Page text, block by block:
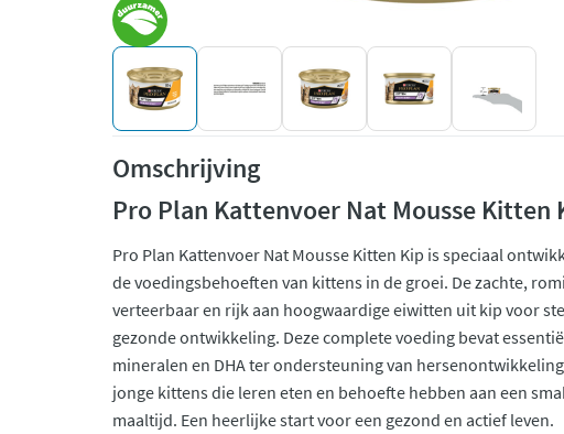
Omschrijving
Pro Plan Kattenvoer Nat Mousse Kitten
Pro Plan Kattenvoer Nat Mousse Kitten Kip is speciaal
de voedingsbehoeften van kittens in de groei. De zachte,
verteerbaar en rijk aan hoogwaardige eiwitten uit kip voor
gezonde ontwikkeling. Deze complete voeding bevat
mineralen en DHA ter ondersteuning van
jonge kittens die leren eten en behoefte hebben aan een
maaltijd. Een heerlijke start voor een gezond en actief leven.